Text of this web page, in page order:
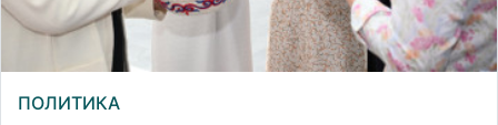
ПОЛИТИКА